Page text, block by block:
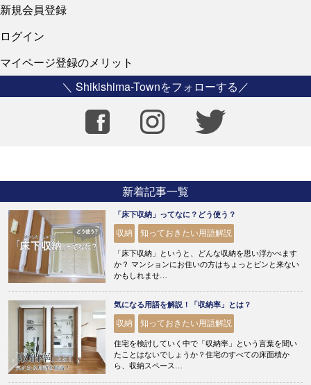
新規会員登録
ログイン
マイページ登録のメリット
＼ Shikishima-Townをフォローする／
新着記事一覧
「床下収納」ってなに？どう使う？
収納 知っておきたい用語解説
「床下収納」というと、どんな収納を思い浮かべます
か？ マンションにお住いの方はちょっとピンと来ない
かもしれませ…
気になる用語を解説！「収納率」とは？
収納 知っておきたい用語解説
住宅を検討していく中で「収納率」という言葉を聞い
たことはないでしょうか？住宅のすべての床面積か
ら、収納スペース…